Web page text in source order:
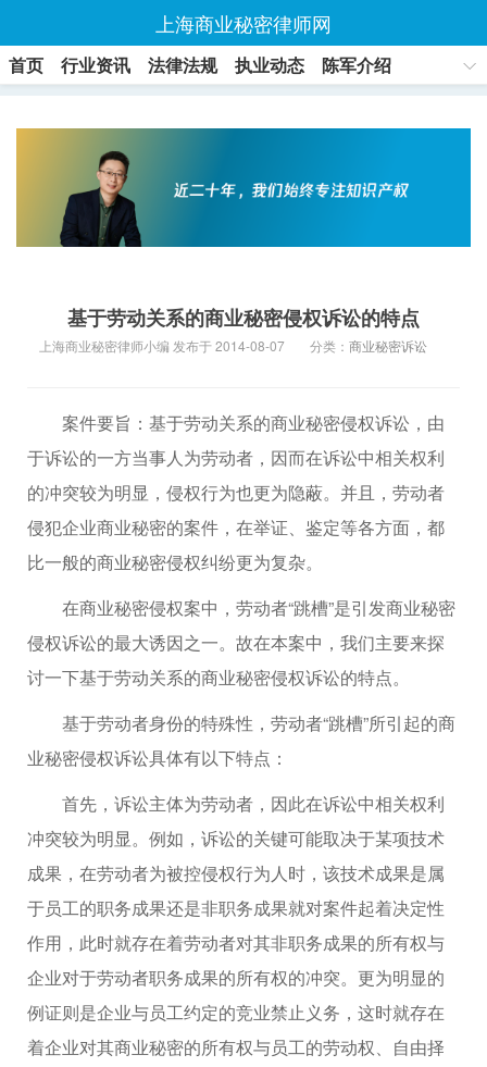
上海商业秘密律师网
首页 行业资讯 法律法规 执业动态
陈军介绍
基于劳动关系的商业秘密侵权诉讼的特点
上海商业秘密律师小编 发布于 2014-08-07 分类： 商业秘密诉讼
案件要旨：基于劳动关系的商业秘密侵权诉讼，由
于诉讼的一方当事人为劳动者，因而在诉讼中相关权利
的冲突较为明显，侵权行为也更为隐蔽。并且，劳动者
侵犯企业商业秘密的案件，在举证、鉴定等各方面，都
比一般的商业秘密侵权纠纷更为复杂。
在商业秘密侵权案中，劳动者“跳槽”是引发商业秘密
侵权诉讼的最大诱因之一。故在本案中，我们主要来探
讨一下基于劳动关系的商业秘密侵权诉讼的特点。
基于劳动者身份的特殊性，劳动者“跳槽”所引起的商
业秘密侵权诉讼具体有以下特点：
首先，诉讼主体为劳动者，因此在诉讼中相关权利
冲突较为明显。例如，诉讼的关键可能取决于某项技术
成果，在劳动者为被控侵权行为人时，该技术成果是属
于员工的职务成果还是非职务成果就对案件起着决定性
作用，此时就存在着劳动者对其非职务成果的所有权与
企业对于劳动者职务成果的所有权的冲突。更为明显的
例证则是企业与员工约定的竞业禁止义务，这时就存在
着企业对其商业秘密的所有权与员工的劳动权、自由择